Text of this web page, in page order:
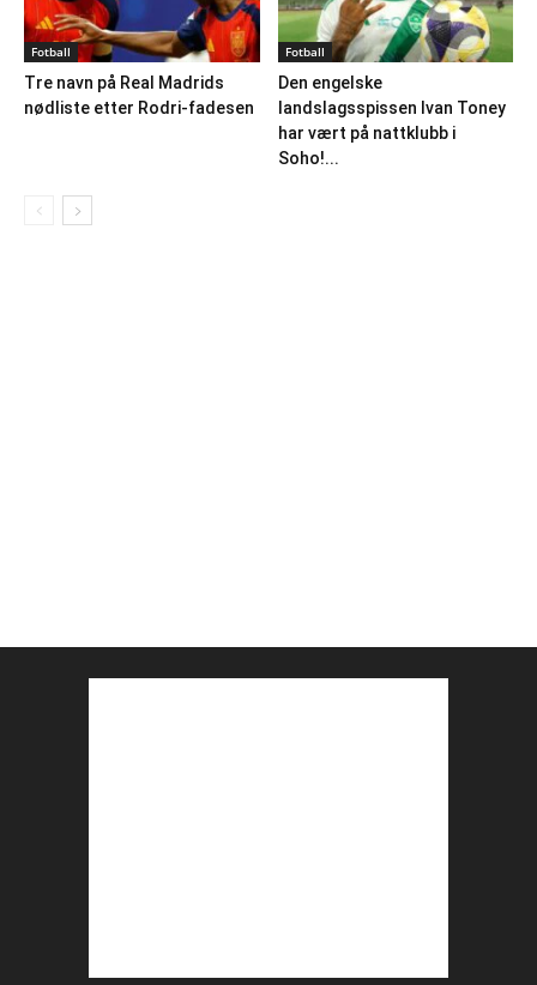
Fotball
Tre navn på Real Madrids
nødliste etter Rodri-fadesen
Fotball
Den engelske
landslagsspissen Ivan Toney
har vært på nattklubb i
Soho!...